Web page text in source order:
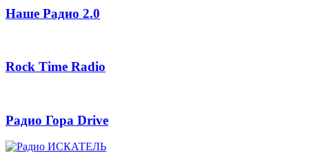
Наше Радио 2.0
Rock Time Radio
Радио Гора Drive